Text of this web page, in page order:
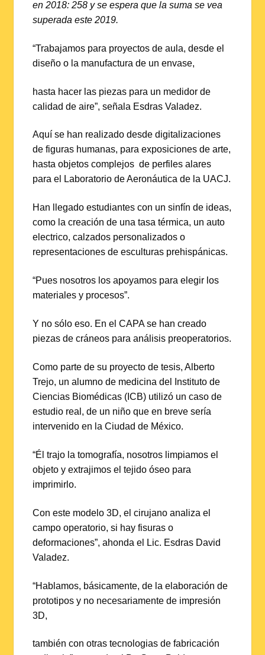
en 2018: 258 y se espera que la suma se vea
superada este 2019.
“Trabajamos para proyectos de aula, desde el
diseño o la manufactura de un envase,
hasta hacer las piezas para un medidor de
calidad de aire”, señala Esdras Valadez.
Aquí se han realizado desde digitalizaciones
de figuras humanas, para exposiciones de arte,
hasta objetos complejos de perfiles alares
para el Laboratorio de Aeronáutica de la UACJ.
Han llegado estudiantes con un sinfín de ideas,
como la creación de una tasa térmica, un auto
electrico, calzados personalizados o
representaciones de esculturas prehispánicas.
“Pues nosotros los apoyamos para elegir los
materiales y procesos”.
Y no sólo eso. En el CAPA se han creado
piezas de cráneos para análisis preoperatorios.
Como parte de su proyecto de tesis, Alberto
Trejo, un alumno de medicina del Instituto de
Ciencias Biomédicas (ICB) utilizó un caso de
estudio real, de un niño que en breve sería
intervenido en la Ciudad de México.
“Él trajo la tomografía, nosotros limpiamos el
objeto y extrajimos el tejido óseo para
imprimirlo.
Con este modelo 3D, el cirujano analiza el
campo operatorio, si hay fisuras o
deformaciones”, ahonda el Lic. Esdras David
Valadez.
“Hablamos, básicamente, de la elaboración de
prototipos y no necesariamente de impresión
3D,
también con otras tecnologias de fabricación